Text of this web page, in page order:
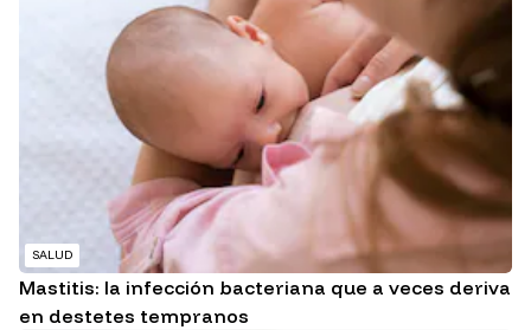
SALUD
Mastitis: la infección bacteriana que a veces deriva
en destetes tempranos